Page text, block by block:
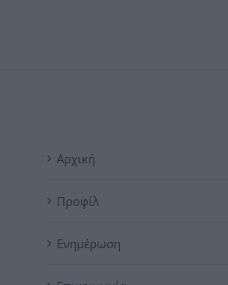
Αρχική
Προφίλ
Ενημέρωση